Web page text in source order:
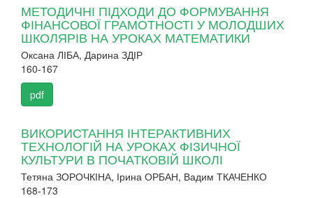
МЕТОДИЧНІ ПІДХОДИ ДО ФОРМУВАННЯ
ФІНАНСОВОЇ ГРАМОТНОСТІ У МОЛОДШИХ
ШКОЛЯРІВ НА УРОКАХ МАТЕМАТИКИ
Оксана ЛІБА, Дарина ЗДІР
160-167
pdf
ВИКОРИСТАННЯ ІНТЕРАКТИВНИХ
ТЕХНОЛОГІЙ НА УРОКАХ ФІЗИЧНОЇ
КУЛЬТУРИ В ПОЧАТКОВІЙ ШКОЛІ
Тетяна ЗОРОЧКІНА, Ірина ОРБАН, Вадим ТКАЧЕНКО
168-173